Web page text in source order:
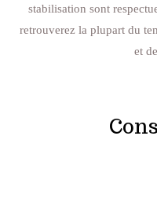
stabilisation sont
retrouverez la plupart du
et